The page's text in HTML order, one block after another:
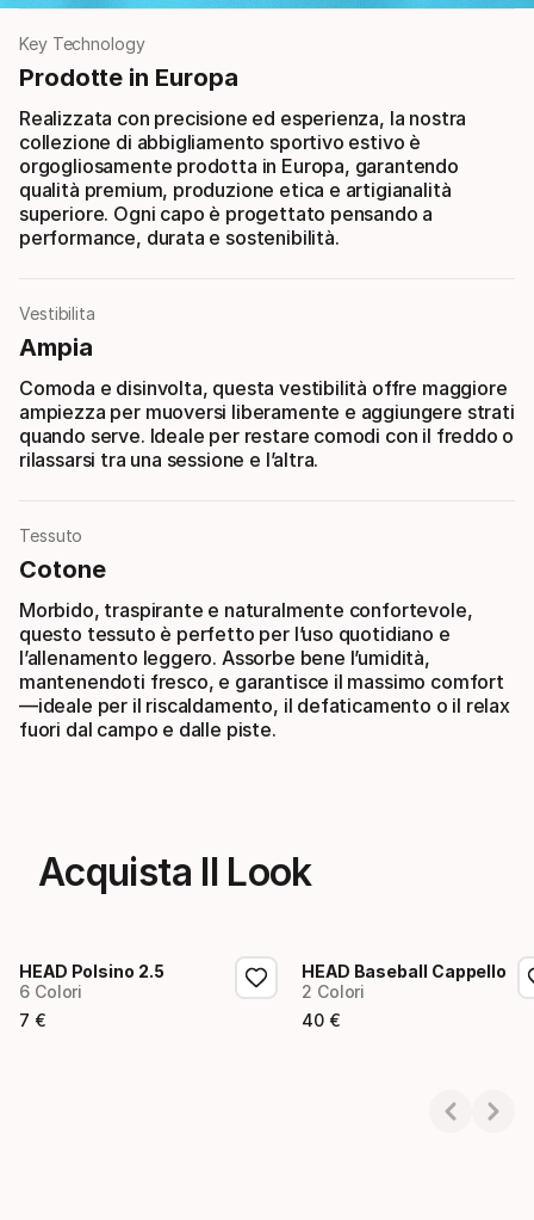
Key Technology
Prodotte in Europa
Realizzata con precisione ed esperienza, la nostra
collezione di abbigliamento sportivo estivo è
orgogliosamente prodotta in Europa, garantendo
qualità premium, produzione etica e artigianalità
superiore. Ogni capo è progettato pensando a
performance, durata e sostenibilità.
Vestibilita
Ampia
Comoda e disinvolta, questa vestibilità offre maggiore
ampiezza per muoversi liberamente e aggiungere strati
quando serve. Ideale per restare comodi con il freddo o
rilassarsi tra una sessione e l’altra.
Tessuto
Cotone
Morbido, traspirante e naturalmente confortevole,
questo tessuto è perfetto per l’uso quotidiano e
l’allenamento leggero. Assorbe bene l’umidità,
mantenendoti fresco, e garantisce il massimo comfort
—ideale per il riscaldamento, il defaticamento o il relax
fuori dal campo e dalle piste.
Acquista Il Look
HEAD Polsino 2.5
6 Colori
7 €
Prezzo finale
HEAD Baseball Cappello
2 Colori
40 €
Prezzo finale